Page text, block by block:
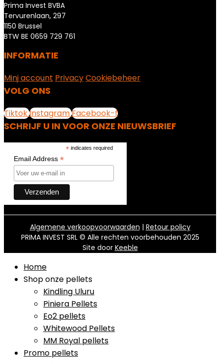
Prima Invest BVBA
Tervurenlaan, 297
1150 Brussel
BTW BE 0659 729 761
INFORMATIE
Minj account PrivacyCookiebeheer
VOLG ONS
TiktokInstagramFacebook-f
SCHRIJF U IN VOOR ONZE NIEUWSBRIEF
*indicates required
Email Address *
Algemene verkoopvoorwaarden | Retour policy
PRIMA INVEST SRL © Alle rechten voorbehouden 2025
Site door Keeble
Home
Shop onze pellets
Kindling Uluru
Piniera Pellets
Eo2 pellets
Whitewood Pellets
MM Royal pellets
Promo pellets